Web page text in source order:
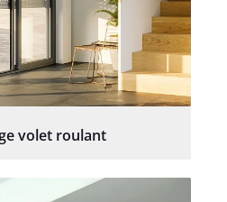
volet roulant